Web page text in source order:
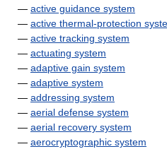
— active guidance system
— active thermal-protection
— active tracking system
— actuating system
— adaptive gain system
— adaptive system
— addressing system
— aerial defense system
— aerial recovery system
— aerocryptographic system